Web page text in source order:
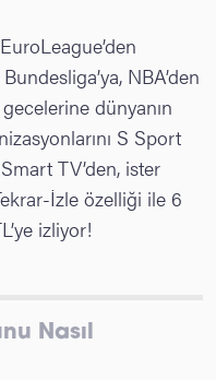
NBA’den
dünyanın
S Sport
TV’den, ister
İzle özelliği ile 6
izliyor!
Nasıl